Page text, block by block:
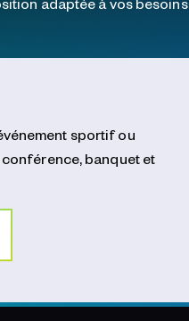
sportif ou
banquet et